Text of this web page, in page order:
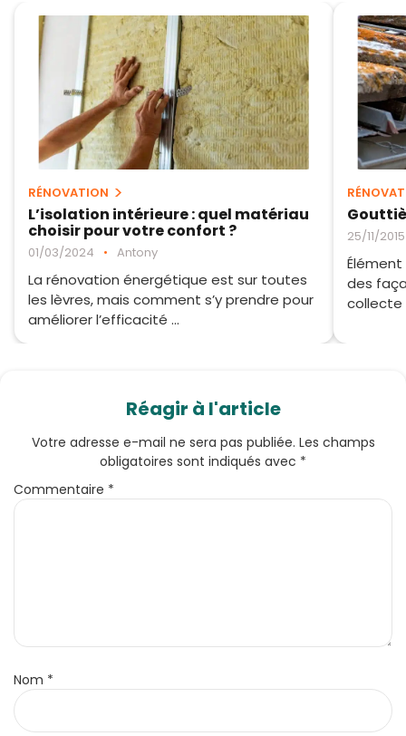
RÉNOVATION
L’isolation intérieure : quel matériau
choisir pour votre confort ?
01/03/2024 • Antony
La rénovation énergétique est sur toutes
les lèvres, mais comment s’y prendre pour
améliorer l’efficacité ...
25/11/2015
des
collecte
Réagir à l'article
Votre adresse e-mail ne sera pas publiée. Les champs
obligatoires sont indiqués avec *
Commentaire *
Nom *